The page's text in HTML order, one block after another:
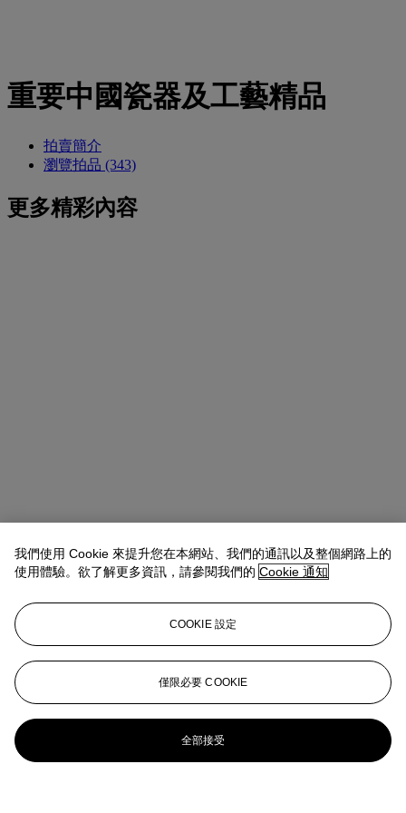
重要中國瓷器及工藝精品
拍賣簡介
瀏覽拍品 (343)
更多精彩內容
我們使用 Cookie 來提升您在本網站、我們的通訊以及整個網路上的
使用體驗。欲了解更多資訊，請參閱我們的 Cookie 通知
COOKIE 設定
僅限必要 COOKIE
全部接受